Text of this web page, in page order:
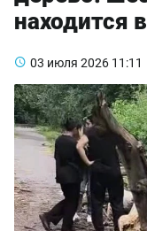
находится
03 июля 2026 11:11